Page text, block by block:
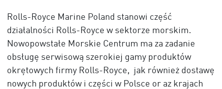
Rolls-Royce Marine Poland stanowi część
działalności Rolls-Royce w sektorze morskim.
Nowopowstałe Morskie Centrum ma za zadanie
obsługę serwisową szerokiej gamy produktów
okrętowych firmy Rolls-Royce, jak również dostawę
nowych produktów i części w Polsce or az krajach